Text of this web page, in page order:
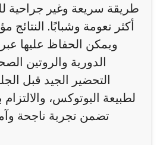
طريقة سريعة وغير
أكثر نعومة وشبابًا. النتائج
ويمكن الحفاظ عليها عبر
الدورية والروتين
التحضير الجيد قبل
لطبيعة البوتوكس،
تضمن تجربة ناجحة